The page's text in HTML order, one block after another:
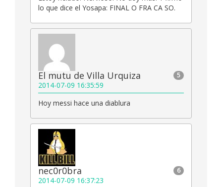
lo que dice el Yosapa: FINAL O FRA CA SO.
5
El mutu de Villa Urquiza
2014-07-09 16:35:59
Hoy messi hace una diablura
6
nec0r0bra
2014-07-09 16:37:23